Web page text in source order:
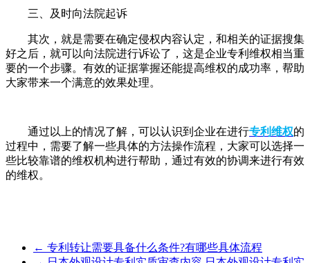
三、及时向法院起诉
其次，就是需要在确定侵权内容认定，和相关的证据搜集
好之后，就可以向法院进行诉讼了，这是企业专利维权相当重
要的一个步骤。有效的证据掌握还能提高维权的成功率，帮助
大家带来一个满意的效果处理。
通过以上的情况了解，可以认识到企业在进行专利维权的
过程中，需要了解一些具体的方法操作流程，大家可以选择一
些比较靠谱的维权机构进行帮助，通过有效的协调来进行有效
的维权。
← 专利转让需要具备什么条件?有哪些具体流程